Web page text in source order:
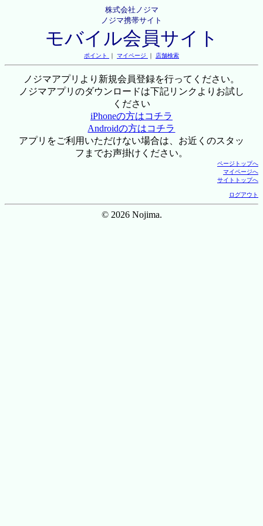
株式会社ノジマ
ノジマ携帯サイト
モバイル会員サイト
ポイント ｜ マイページ ｜ 店舗検索
ノジマアプリより新規会員登録を行ってください。
ノジマアプリのダウンロードは下記リンクよりお試し
ください
iPhoneの方はコチラ
Androidの方はコチラ
アプリをご利用いただけない場合は、お近くのスタッ
フまでお声掛けください。
ページトップへ
マイページへ
サイトトップへ
ログアウト
© 2026 Nojima.